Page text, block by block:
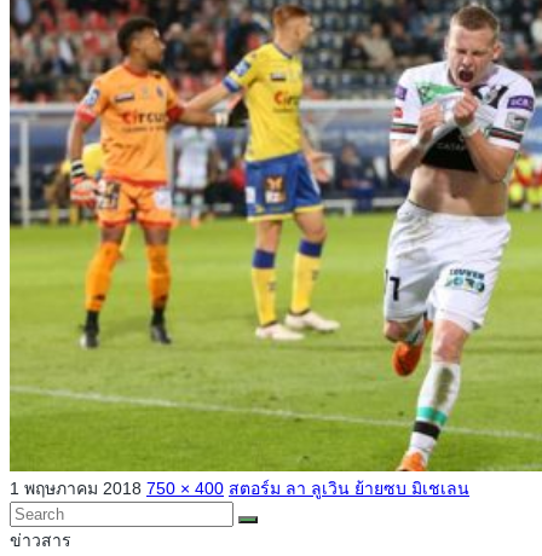
1 พฤษภาคม 2018 750 × 400 สตอร์ม ลา ลูเวิน ย้ายซบ มิเชเลน
ข่าวสาร